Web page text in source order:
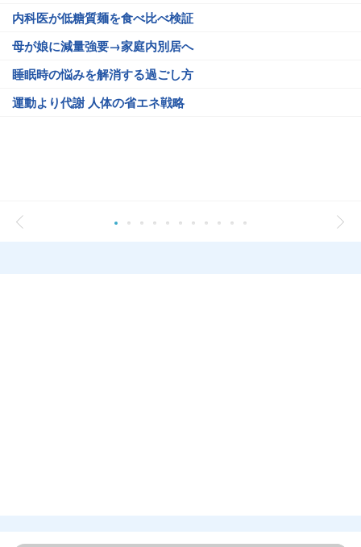
内科医が低糖質麺を食べ比べ検証
母が娘に減量強要→家庭内別居へ
睡眠時の悩みを解消する過ごし方
運動より代謝 人体の省エネ戦略